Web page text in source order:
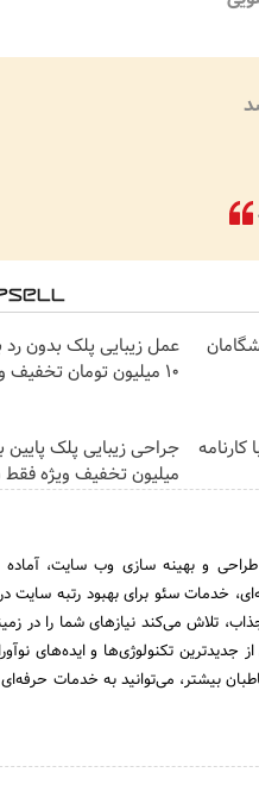
عمل زیبایی پلک بدون
۱۰ میلیون تومان تخفیف ویژه
میلیون تخفیف ویژه فقط 35 ✨
طراحی و بهینه سازی وب سایت، آماده
سئو برای بهبود رتبه سایت
تلاش می‌کند نیازهای شما را در
تکنولوژی‌ها و ایده‌های
بیشتر، می‌توانید به خدمات